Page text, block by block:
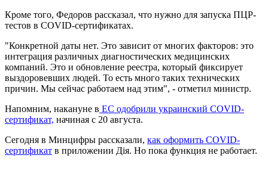
Кроме того, Федоров рассказал, что нужно для запуска ПЦР-
тестов в COVID-сертификатах.
"Конкретной даты нет. Это зависит от многих факторов: это
интеграция различных диагностических медицинских
компаний. Это и обновление реестра, который фиксирует
выздоровевших людей. То есть много таких технических
причин. Мы сейчас работаем над этим", - отметил министр.
Напомним, накануне в ЕС одобрили украинский COVID-
сертификат, начиная с 20 августа.
Сегодня в Минцифры рассказали, как оформить COVID-
сертификат в приложении Дія. Но пока функция не работает.